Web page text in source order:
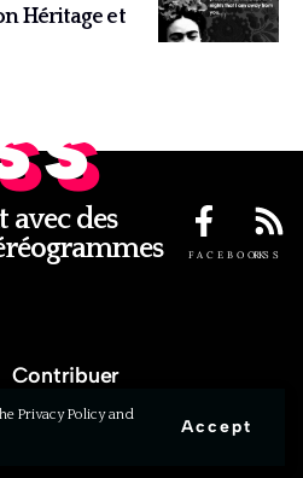
Privacy Policy and
Accept
Héritage et
avec des
FACEBOOKRSS
Contribuer